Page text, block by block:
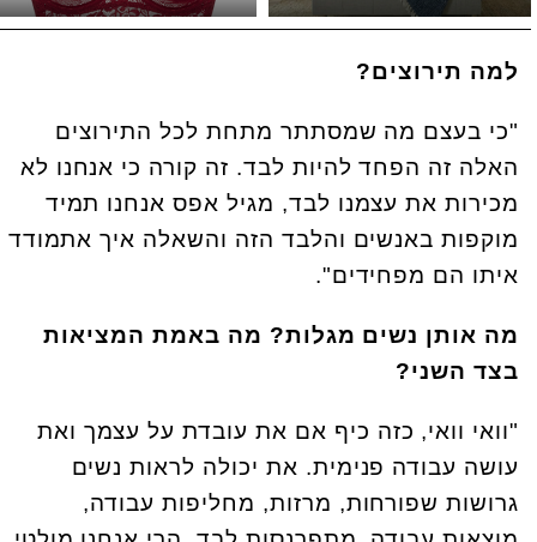
למה תירוצים?
"כי בעצם מה שמסתתר מתחת לכל התירוצים
האלה זה הפחד להיות לבד. זה קורה כי אנחנו לא
מכירות את עצמנו לבד, מגיל אפס אנחנו תמיד
מוקפות באנשים והלבד הזה והשאלה איך אתמודד
איתו הם מפחידים".
מה אותן נשים מגלות? מה באמת המציאות
בצד השני?
"וואי וואי, כזה כיף אם את עובדת על עצמך ואת
עושה עבודה פנימית. את יכולה לראות נשים
גרושות שפורחות, מרזות, מחליפות עבודה,